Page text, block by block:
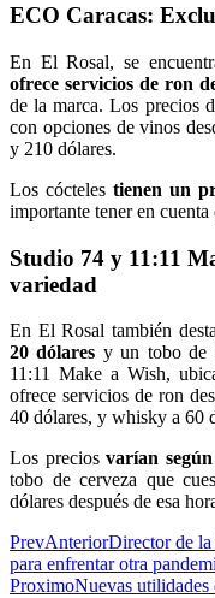
ECO Caracas:
En El Rosal, se
ofrece servicios de ron
de la marca. Los precios
con opciones de vinos
y 210 dólares.
Los cócteles tienen un
importante tener en
Studio 74 y 11:11
variedad
En El Rosal también
20 dólares y un tobo de
11:11 Make a Wish,
ofrece servicios de ron
40 dólares, y whisky a 60
Los preciosvarían
tobo de cerveza que
dólares después de esa
PrevAnteriorDirector de
para enfrentar otra
ProximoNuevas